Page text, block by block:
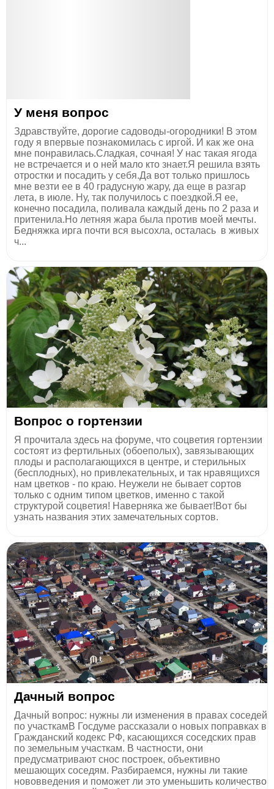
У меня вопрос
Здравствуйте, дорогие садоводы-огородники! В этом
году я впервые познакомилась с иргой. И как же она
мне понравилась.Сладкая, сочная! У нас такая ягода
не встречается и о ней мало кто знает.Я решила взять
отростки и посадить у себя.Да вот только пришлось
мне везти ее в 40 градусную жару, да еще в разгар
лета, в июле. Ну, так получилось с поездкой.Я ее,
конечно посадила, поливала каждый день по 2 раза и
притенила.Но летняя жара была против моей мечты.
Бедняжка ирга почти вся высохла, осталась в живых
ч...
Вопрос о гортензии
Я прочитала здесь на форуме, что соцветия гортензии
состоят из фертильных (обоеполых), завязывающих
плоды и располагающихся в центре, и стерильных
(бесплодных), но привлекательных, и так нравящихся
нам цветков - по краю. Неужели не бывает сортов
только с одним типом цветков, именно с такой
структурой соцветия! Наверняка же бывает!Вот бы
узнать названия этих замечательных сортов.
​Дачный вопрос
Дачный вопрос: нужны ли изменения в правах соседей
по участкамВ Госдуме рассказали о новых поправках в
Гражданский кодекс РФ, касающихся соседских прав
по земельным участкам. В частности, они
предусматривают снос построек, объективно
мешающих соседям. Разбираемся, нужны ли такие
нововведения и поможет ли это уменьшить количество